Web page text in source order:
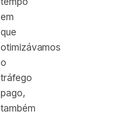
em
que
otimizávamos
o
tráfego
pago,
também